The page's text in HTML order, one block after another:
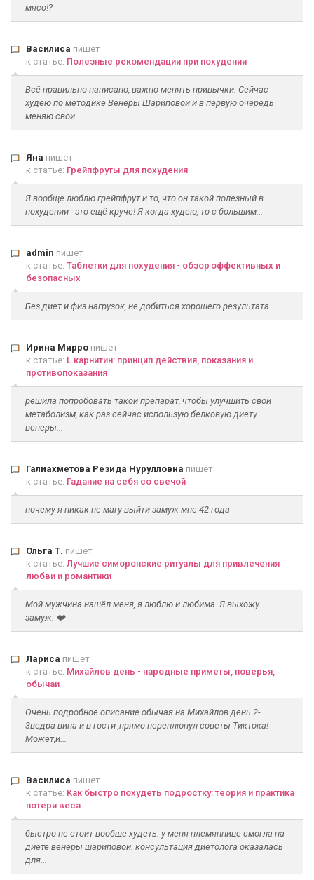
мясо!?
Василиса пишет
к статье: Полезные рекомендации при похудении
Всё правильно написано, важно менять привычки. Сейчас
худею по методике Венеры Шариповой и в первую очередь
меняю свои...
Яна пишет
к статье: Грейпфруты для похудения
Я вообще люблю грейпфрут и то, что он такой полезный в
похудении - это ещё круче! Я когда худею, то с большим...
admin пишет
к статье: Таблетки для похудения - обзор эффективных и
безопасных
Без диет и физ нагрузок, не добиться хорошего результата
Ирина Мирро пишет
к статье: L карнитин: принцип действия, показания и
противопоказания
решила попробовать такой препарат, чтобы улучшить свой
метаболизм, как раз сейчас использую белковую диету
венеры...
Галиахметова Резида Нурулловна пишет
к статье: Гадание на себя со свечой
почему я никак не магу выйти замуж мне 42 года
Ольга Т. пишет
к статье: Лучшие симоронские ритуалы для привлечения
любви и романтики
Мой мужчина нашёл меня, я люблю и любима. Я выхожу
замуж. ❤️
Лариса пишет
к статье: Михайлов день - народные приметы, поверья,
обычаи
Очень подробное описание обычая на Михайлов день.2-
3ведра вина и в гости ,прямо переплюнул советы Тиктока!
Может,и...
Василиса пишет
к статье: Как быстро похудеть подростку: теория и практика
потери веса
быстро не стоит вообще худеть. у меня племяннице смогла на
диете венеры шариповой. консультация диетолога оказалась
для...